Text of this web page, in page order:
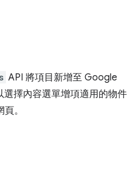
API 將項目新增至 Google
擇內容選單增項適用的物件
。